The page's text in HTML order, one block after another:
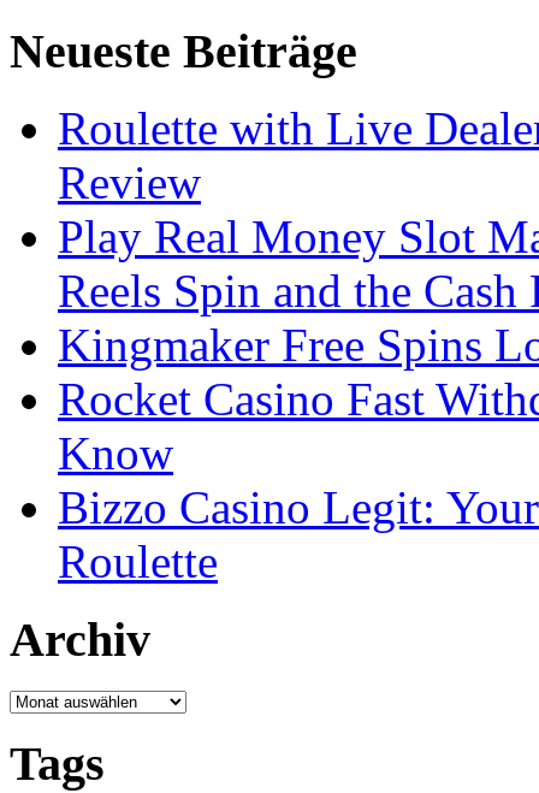
Neueste Beiträge
Roulette with Live
Review
Play Real Money Slot
Reels Spin and the Cash
Kingmaker Free Spins
Rocket Casino Fast
Know
Bizzo Casino Legit:
Roulette
Archiv
Archiv
Tags